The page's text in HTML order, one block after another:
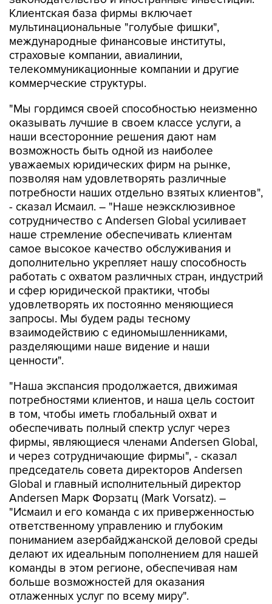
Клиентская база фирмы включает
мультинациональные "голубые фишки",
международные финансовые институты,
страховые компании, авиалинии,
телекоммуникационные компании и другие
коммерческие структуры.
"Мы гордимся своей способностью неизменно
оказывать лучшие в своем классе услуги, а
наши всесторонние решения дают нам
возможность быть одной из наиболее
уважаемых юридических фирм на рынке,
позволяя нам удовлетворять различные
потребности наших отдельно взятых клиентов",
- сказал Исмаил. – "Наше неэксклюзивное
сотрудничество с Andersen Global усиливает
наше стремление обеспечивать клиентам
самое высокое качество обслуживания и
дополнительно укрепляет нашу способность
работать с охватом различных стран, индустрий
и сфер юридической практики, чтобы
удовлетворять их постоянно меняющиеся
запросы. Мы будем рады тесному
взаимодействию с единомышленниками,
разделяющими наше видение и наши
ценности".
"Наша экспансия продолжается, движимая
потребностями клиентов, и наша цель состоит
в том, чтобы иметь глобальный охват и
обеспечивать полный спектр услуг через
фирмы, являющиеся членами Andersen Global,
и через сотрудничающие фирмы", - сказал
председатель совета директоров Andersen
Global и главный исполнительный директор
Andersen Марк Форзатц (Mark Vorsatz). –
"Исмаил и его команда с их приверженностью
ответственному управлению и глубоким
пониманием азербайджанской деловой среды
делают их идеальным пополнением для нашей
команды в этом регионе, обеспечивая нам
больше возможностей для оказания
отлаженных услуг по всему миру".